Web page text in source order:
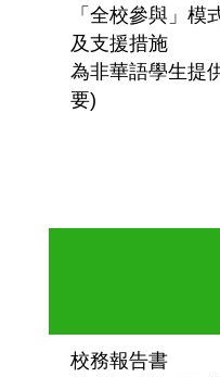
「全校參與」
及支援措施
為非華語學生提
要)
校務報告書